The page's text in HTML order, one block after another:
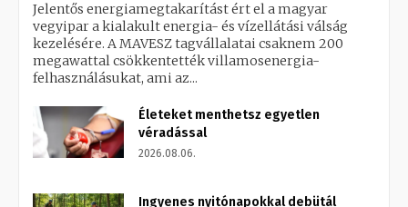
Jelentős energiamegtakarítást ért el a magyar
vegyipar a kialakult energia- és vízellátási válság
kezelésére. A MAVESZ tagvállalatai csaknem 200
megawattal csökkentették villamosenergia-
felhasználásukat, ami az...
Életeket menthetsz egyetlen
véradással
2026.08.06.
Ingyenes nyitónapokkal debütál